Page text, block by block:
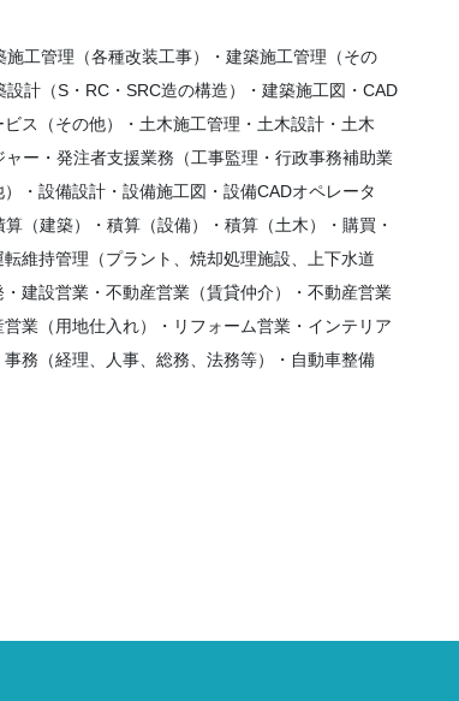
工管理（各種改装工事）・建築施工管理（その
計（S・RC・SRC造の構造）・建築施工図・CAD
ス（その他）・土木施工管理・土木設計・土木
ー・発注者支援業務（工事監理・行政事務補助業
・設備設計・設備施工図・設備CADオペレータ
（建築）・積算（設備）・積算（土木）・購買・
維持管理（プラント、焼却処理施設、上下水道
建設営業・不動産営業（賃貸仲介）・不動産営業
業（用地仕入れ）・リフォーム営業・インテリア
務（経理、人事、総務、法務等）・自動車整備